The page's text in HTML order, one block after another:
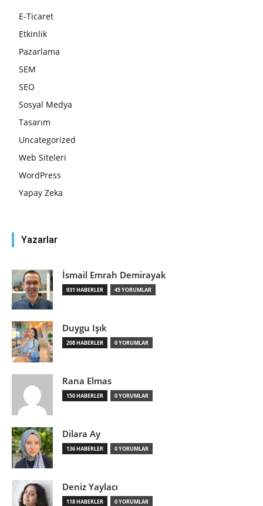
E-Ticaret
Etkinlik
Pazarlama
SEM
SEO
Sosyal Medya
Tasarım
Uncategorized
Web Siteleri
WordPress
Yapay Zeka
Yazarlar
İsmail Emrah Demirayak
931 HABERLER 45 YORUMLAR
Duygu Işık
208 HABERLER 0 YORUMLAR
Rana Elmas
150 HABERLER 0 YORUMLAR
Dilara Ay
136 HABERLER 0 YORUMLAR
Deniz Yaylacı
118 HABERLER 0 YORUMLAR